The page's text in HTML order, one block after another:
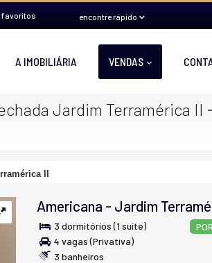
encontre rápido
favoritos
A IMOBILIÁRIA VENDAS
Jardim Terramérica II
II
Americana - Jardim
3 dormitórios (1 suíte)
4 vagas (Privativa)
3 banheiros